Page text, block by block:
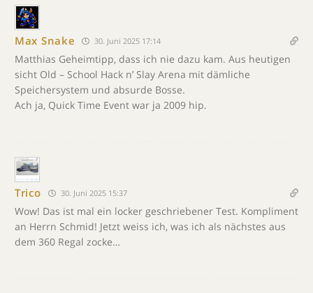
Max Snake 30. Juni 2025 17:14
Matthias Geheimtipp, dass ich nie dazu kam. Aus heutigen
sicht Old – School Hack n’ Slay Arena mit dämliche
Speichersystem und absurde Bosse.
Ach ja, Quick Time Event war ja 2009 hip.
Trico 30. Juni 2025 15:37
Wow! Das ist mal ein locker geschriebener Test. Kompliment
an Herrn Schmid! Jetzt weiss ich, was ich als nächstes aus
dem 360 Regal zocke…